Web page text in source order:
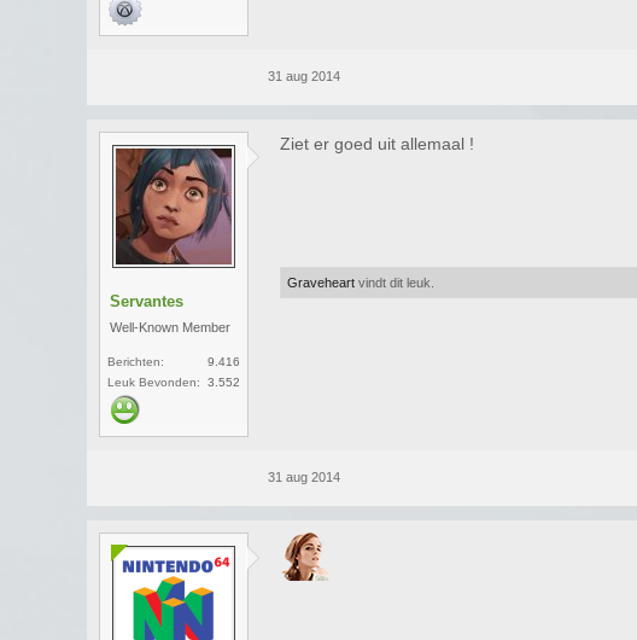
31 aug 2014
Servantes
Well-Known Member
Berichten:
9.416
Leuk Bevonden:
3.552
Ziet er goed uit allemaal !
31 aug 2014
Graveheart vindt dit leuk.